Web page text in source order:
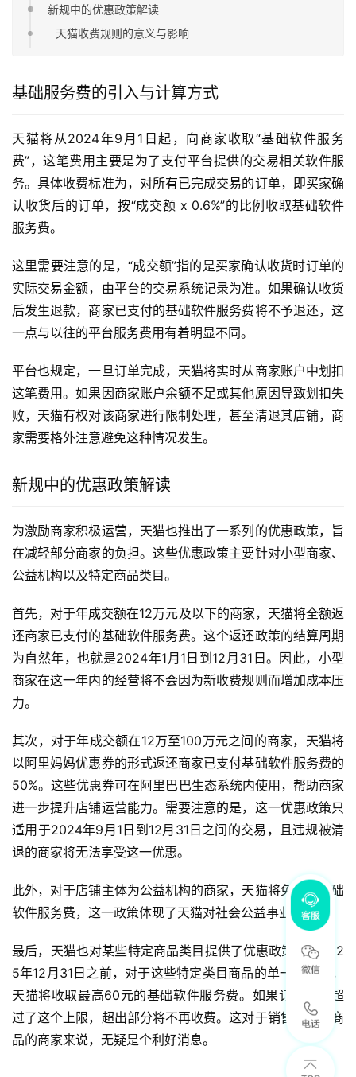
新规中的优惠政策解读
天猫收费规则的意义与影响
基础服务费的引入与计算方式
天猫将从2024年9月1日起，向商家收取“基础软件服务
费”，这笔费用主要是为了支付平台提供的交易相关软件服
务。具体收费标准为，对所有已完成交易的订单，即买家确
认收货后的订单，按“成交额 x 0.6%”的比例收取基础软件
服务费。
这里需要注意的是，“成交额”指的是买家确认收货时订单的
实际交易金额，由平台的交易系统记录为准。如果确认收货
后发生退款，商家已支付的基础软件服务费将不予退还，这
一点与以往的平台服务费用有着明显不同。
平台也规定，一旦订单完成，天猫将实时从商家账户中划扣
这笔费用。如果因商家账户余额不足或其他原因导致划扣失
败，天猫有权对该商家进行限制处理，甚至清退其店铺，商
家需要格外注意避免这种情况发生。
新规中的优惠政策解读
为激励商家积极运营，天猫也推出了一系列的优惠政策，旨
在减轻部分商家的负担。这些优惠政策主要针对小型商家、
公益机构以及特定商品类目。
首先，对于年成交额在12万元及以下的商家，天猫将全额返
还商家已支付的基础软件服务费。这个返还政策的结算周期
为自然年，也就是2024年1月1日到12月31日。因此，小型
商家在这一年内的经营将不会因为新收费规则而增加成本压
力。
其次，对于年成交额在12万至100万元之间的商家，天猫将
以阿里妈妈优惠券的形式返还商家已支付基础软件服务费的
50%。这些优惠券可在阿里巴巴生态系统内使用，帮助商家
进一步提升店铺运营能力。需要注意的是，这一优惠政策只
适用于2024年9月1日到12月31日之间的交易，且违规被清
退的商家将无法享受这一优惠。
此外，对于店铺主体为公益机构的商家，天猫将免除其基础
软件服务费，这一政策体现了天猫对社会公益事业的支持。
最后，天猫也对某些特定商品类目提供了优惠政策。在202
5年12月31日之前，对于这些特定类目商品的单一子订单，
天猫将收取最高60元的基础软件服务费。如果订单金额超
过了这个上限，超出部分将不再收费。这对于销售高单价商
品的商家来说，无疑是个利好消息。